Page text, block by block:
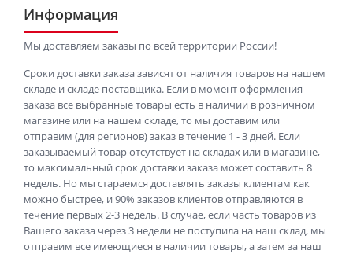
Информация
Мы доставляем заказы по всей территории России!
Сроки доставки заказа зависят от наличия товаров на нашем
складе и складе поставщика. Если в момент оформления
заказа все выбранные товары есть в наличии в розничном
магазине или на нашем складе, то мы доставим или
отправим (для регионов) заказ в течение 1 - 3 дней. Если
заказываемый товар отсутствует на складах или в магазине,
то максимальный срок доставки заказа может составить 8
недель. Но мы стараемся доставлять заказы клиентам как
можно быстрее, и 90% заказов клиентов отправляются в
течение первых 2-3 недель. В случае, если часть товаров из
Вашего заказа через 3 недели не поступила на наш склад, мы
отправим все имеющиеся в наличии товары, а затем за наш